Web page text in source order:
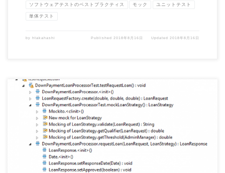
ソフトウェアテストのベストプラクティス モック ユニットテスト
単体テスト
by htakahashi Published 2018年8月16日 Updated 2018年8月16日
優れたユニットテストは、コードが現に動作していること、また今後も動作し続ける
ことを保証する素晴らしい […]